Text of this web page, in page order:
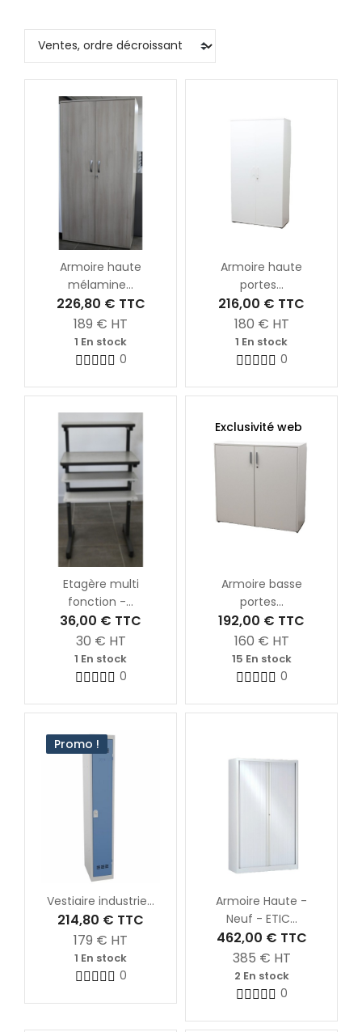
Armoire haute
mélamine...
226,80 € TTC
189 € HT
1 En stock
0
Armoire haute
portes...
216,00 € TTC
180 € HT
1 En stock
0
Etagère multi
fonction -...
36,00 € TTC
30 € HT
1 En stock
0
Exclusivité web
Armoire basse
portes...
192,00 € TTC
160 € HT
15 En stock
0
Promo !
Vestiaire industrie...
214,80 € TTC
179 € HT
1 En stock
0
Armoire Haute -
Neuf - ETIC...
462,00 € TTC
385 € HT
2 En stock
0